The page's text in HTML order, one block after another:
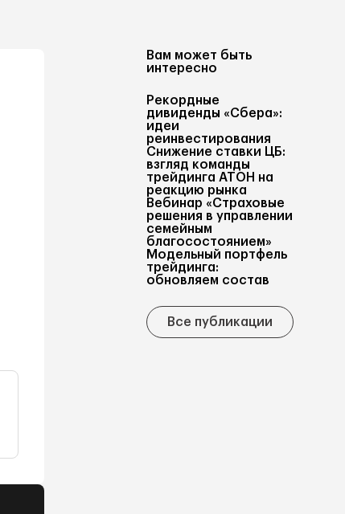
Вам может быть
интересно
Рекордные
дивиденды «Сбера»:
идеи
реинвестирования
Снижение ставки ЦБ:
взгляд команды
трейдинга АТОН на
реакцию рынка
Вебинар «Страховые
решения в управлении
семейным
благосостоянием»
Модельный портфель
трейдинга:
обновляем состав
Все публикации